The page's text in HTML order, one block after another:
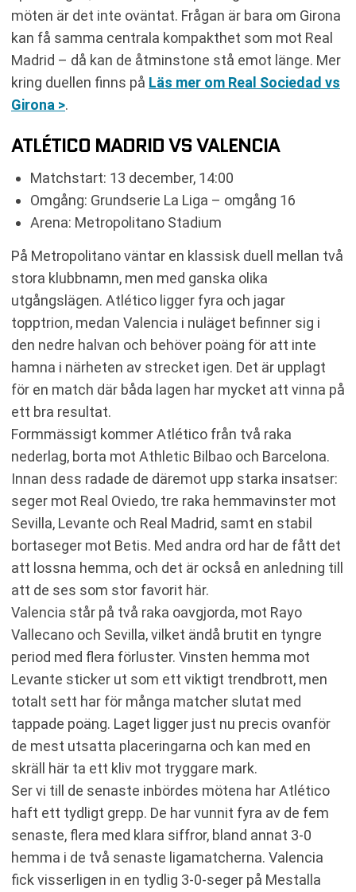
möten är det inte oväntat. Frågan är bara om Girona
kan få samma centrala kompakthet som mot Real
Madrid – då kan de åtminstone stå emot länge. Mer
kring duellen finns på Läs mer om Real Sociedad vs
Girona >.
ATLÉTICO MADRID VS VALENCIA
Matchstart: 13 december, 14:00
Omgång: Grundserie La Liga – omgång 16
Arena: Metropolitano Stadium
På Metropolitano väntar en klassisk duell mellan två
stora klubbnamn, men med ganska olika
utgångslägen. Atlético ligger fyra och jagar
topptrion, medan Valencia i nuläget befinner sig i
den nedre halvan och behöver poäng för att inte
hamna i närheten av strecket igen. Det är upplagt
för en match där båda lagen har mycket att vinna på
ett bra resultat.
Formmässigt kommer Atlético från två raka
nederlag, borta mot Athletic Bilbao och Barcelona.
Innan dess radade de däremot upp starka insatser:
seger mot Real Oviedo, tre raka hemmavinster mot
Sevilla, Levante och Real Madrid, samt en stabil
bortaseger mot Betis. Med andra ord har de fått det
att lossna hemma, och det är också en anledning till
att de ses som stor favorit här.
Valencia står på två raka oavgjorda, mot Rayo
Vallecano och Sevilla, vilket ändå brutit en tyngre
period med flera förluster. Vinsten hemma mot
Levante sticker ut som ett viktigt trendbrott, men
totalt sett har för många matcher slutat med
tappade poäng. Laget ligger just nu precis ovanför
de mest utsatta placeringarna och kan med en
skräll här ta ett kliv mot tryggare mark.
Ser vi till de senaste inbördes mötena har Atlético
haft ett tydligt grepp. De har vunnit fyra av de fem
senaste, flera med klara siffror, bland annat 3-0
hemma i de två senaste ligamatcherna. Valencia
fick visserligen in en tydlig 3-0-seger på Mestalla